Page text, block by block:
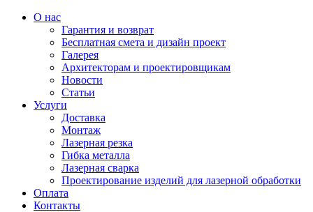
О нас
Гарантия и возврат
Бесплатная смета и дизайн проект
Галерея
Архитекторам и проектировщикам
Новости
Статьи
Услуги
Доставка
Монтаж
Лазерная резка
Гибка металла
Лазерная сварка
Проектирование изделий для лазерной обработки
Оплата
Контакты